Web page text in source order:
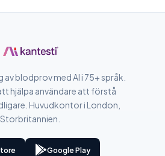
blodprov med AI i 75+ språk.
hjälpa användare att förstå
Huvudkontor i London,
Storbritannien.
Google Play